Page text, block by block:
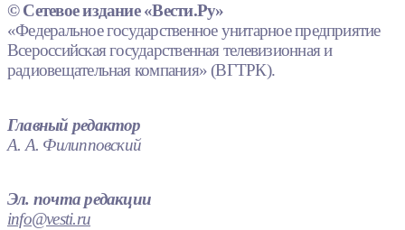
© Сетевое издание «Вести.Ру»
«Федеральное государственное унитарное предприятие
Всероссийская государственная телевизионная и
радиовещательная компания» (ВГТРК).
Главный редактор
А. А. Филипповский
Эл. почта редакции
info@vesti.ru